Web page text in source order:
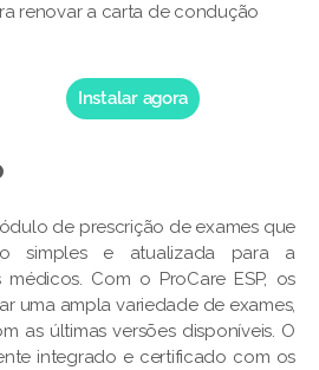
renovar a carta de condução
Instalar agora
de prescrição de exames que
simples e atualizada para a
Com o ProCare ESP, os
uma ampla variedade de exames,
as últimas versões disponíveis. O
integrado e certificado com os